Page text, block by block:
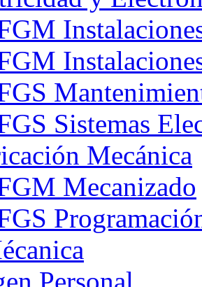
Sistemas
Mecánica
Mecanizado
Personal